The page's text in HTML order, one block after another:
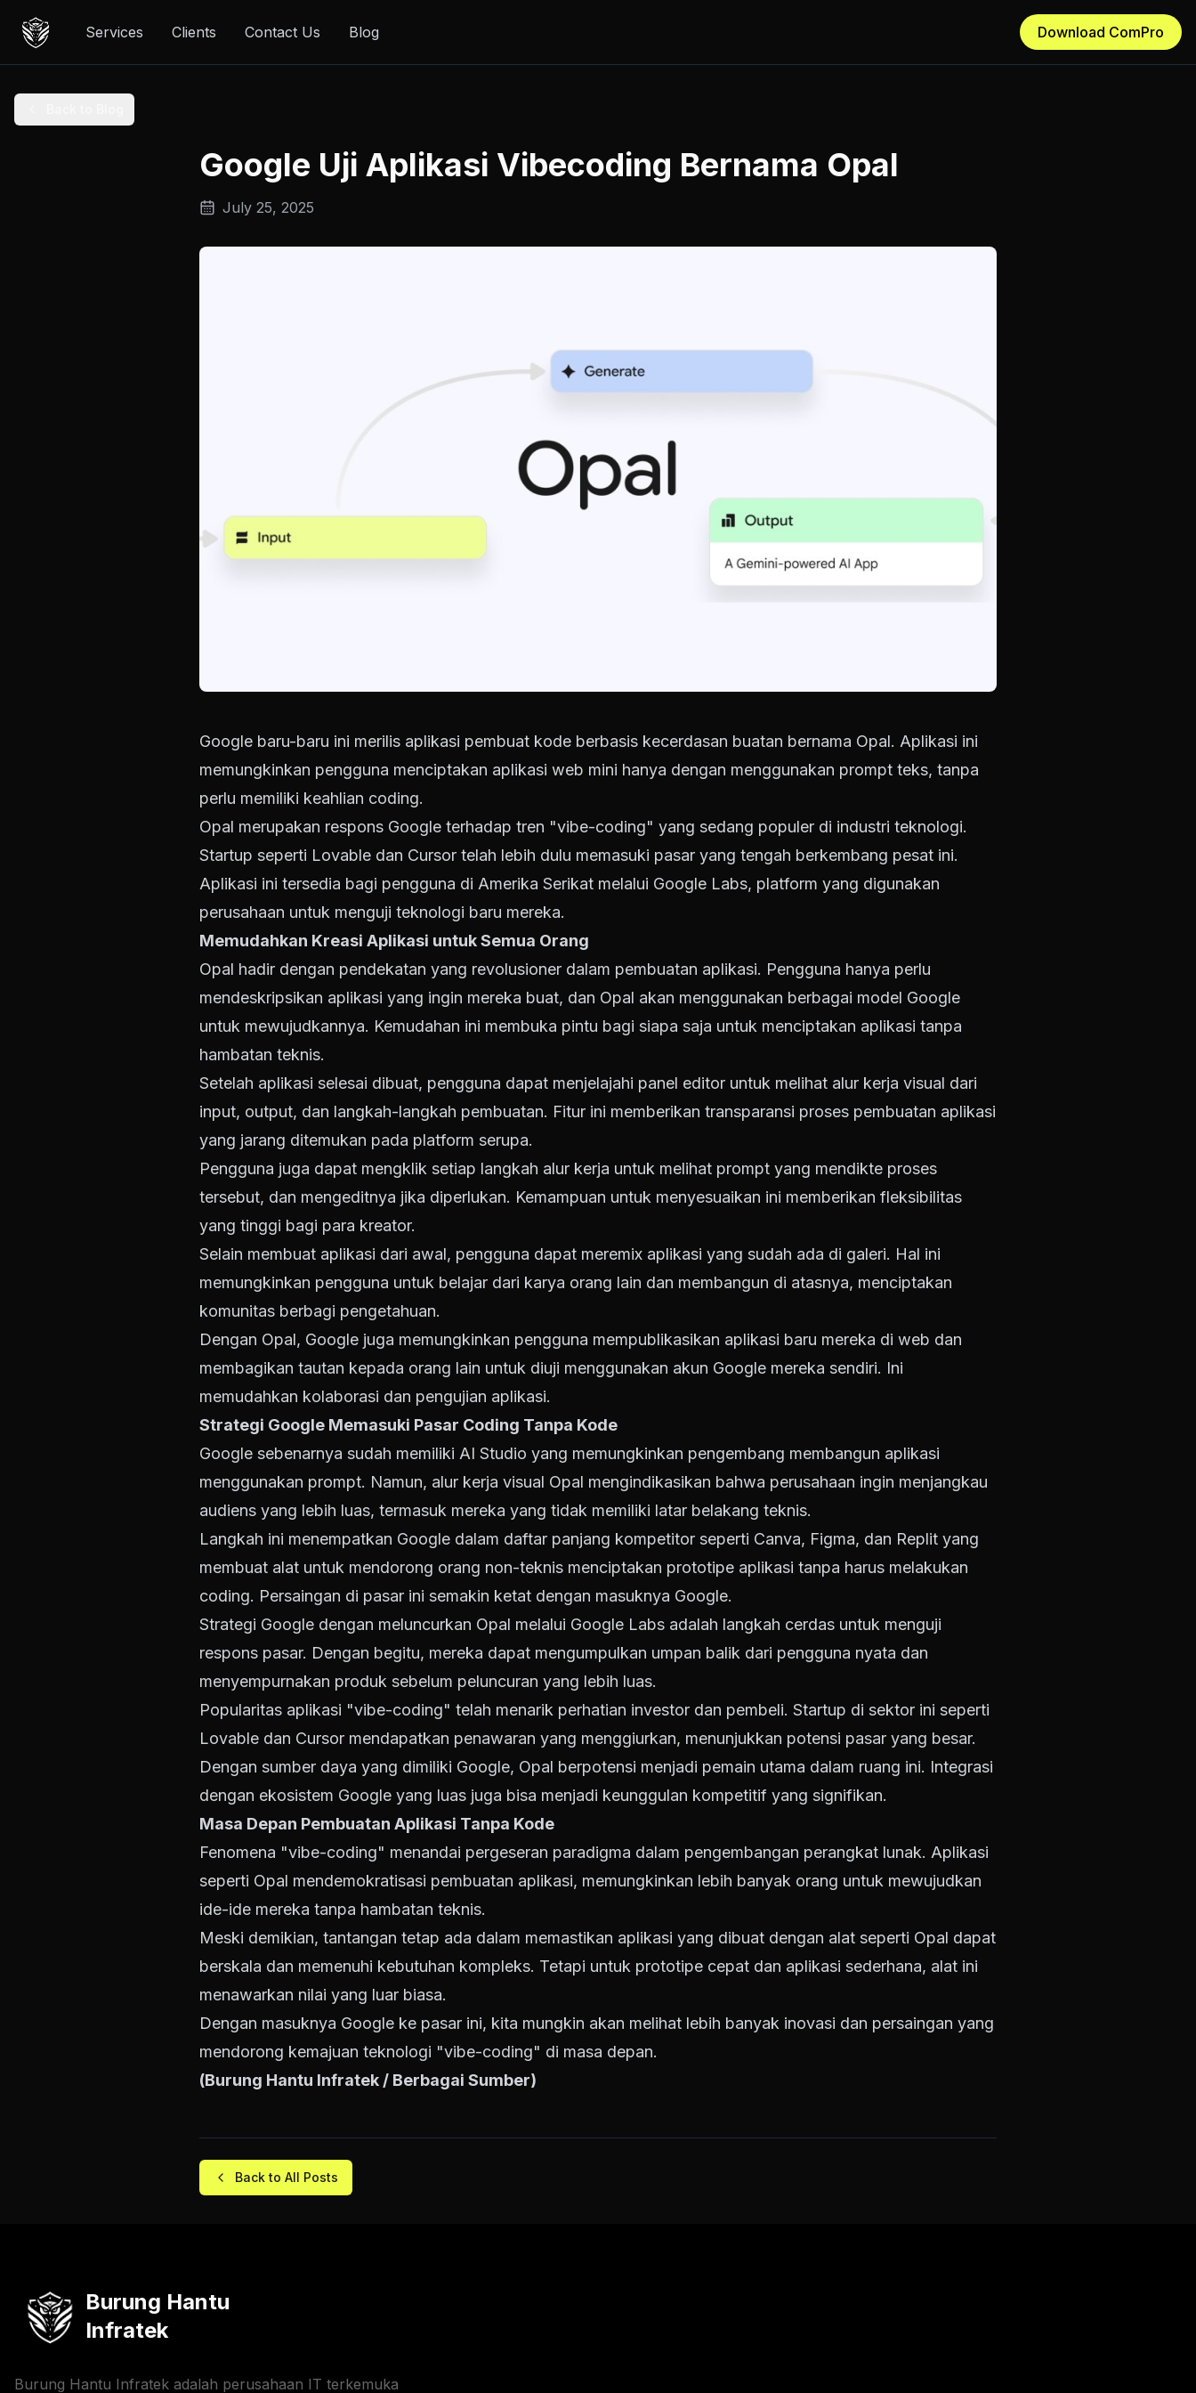
Services Clients Contact Us Blog Download ComPro
Google Uji Aplikasi Vibecoding Bernama Opal
July 25, 2025
Google baru-baru ini merilis aplikasi pembuat kode berbasis kecerdasan buatan bernama Opal. Aplikasi ini
memungkinkan pengguna menciptakan aplikasi web mini hanya dengan menggunakan prompt teks, tanpa
perlu memiliki keahlian coding.
Opal merupakan respons Google terhadap tren "vibe-coding" yang sedang populer di industri teknologi.
Startup seperti Lovable dan Cursor telah lebih dulu memasuki pasar yang tengah berkembang pesat ini.
Aplikasi ini tersedia bagi pengguna di Amerika Serikat melalui Google Labs, platform yang digunakan
perusahaan untuk menguji teknologi baru mereka.
Memudahkan Kreasi Aplikasi untuk Semua Orang
Opal hadir dengan pendekatan yang revolusioner dalam pembuatan aplikasi. Pengguna hanya perlu
mendeskripsikan aplikasi yang ingin mereka buat, dan Opal akan menggunakan berbagai model Google
untuk mewujudkannya. Kemudahan ini membuka pintu bagi siapa saja untuk menciptakan aplikasi tanpa
hambatan teknis.
Setelah aplikasi selesai dibuat, pengguna dapat menjelajahi panel editor untuk melihat alur kerja visual dari
input, output, dan langkah-langkah pembuatan. Fitur ini memberikan transparansi proses pembuatan aplikasi
yang jarang ditemukan pada platform serupa.
Pengguna juga dapat mengklik setiap langkah alur kerja untuk melihat prompt yang mendikte proses
tersebut, dan mengeditnya jika diperlukan. Kemampuan untuk menyesuaikan ini memberikan fleksibilitas
yang tinggi bagi para kreator.
Selain membuat aplikasi dari awal, pengguna dapat meremix aplikasi yang sudah ada di galeri. Hal ini
memungkinkan pengguna untuk belajar dari karya orang lain dan membangun di atasnya, menciptakan
komunitas berbagi pengetahuan.
Dengan Opal, Google juga memungkinkan pengguna mempublikasikan aplikasi baru mereka di web dan
membagikan tautan kepada orang lain untuk diuji menggunakan akun Google mereka sendiri. Ini
memudahkan kolaborasi dan pengujian aplikasi.
Strategi Google Memasuki Pasar Coding Tanpa Kode
Google sebenarnya sudah memiliki AI Studio yang memungkinkan pengembang membangun aplikasi
menggunakan prompt. Namun, alur kerja visual Opal mengindikasikan bahwa perusahaan ingin menjangkau
audiens yang lebih luas, termasuk mereka yang tidak memiliki latar belakang teknis.
Langkah ini menempatkan Google dalam daftar panjang kompetitor seperti Canva, Figma, dan Replit yang
membuat alat untuk mendorong orang non-teknis menciptakan prototipe aplikasi tanpa harus melakukan
coding. Persaingan di pasar ini semakin ketat dengan masuknya Google.
Strategi Google dengan meluncurkan Opal melalui Google Labs adalah langkah cerdas untuk menguji
respons pasar. Dengan begitu, mereka dapat mengumpulkan umpan balik dari pengguna nyata dan
menyempurnakan produk sebelum peluncuran yang lebih luas.
Popularitas aplikasi "vibe-coding" telah menarik perhatian investor dan pembeli. Startup di sektor ini seperti
Lovable dan Cursor mendapatkan penawaran yang menggiurkan, menunjukkan potensi pasar yang besar.
Dengan sumber daya yang dimiliki Google, Opal berpotensi menjadi pemain utama dalam ruang ini. Integrasi
dengan ekosistem Google yang luas juga bisa menjadi keunggulan kompetitif yang signifikan.
Masa Depan Pembuatan Aplikasi Tanpa Kode
Fenomena "vibe-coding" menandai pergeseran paradigma dalam pengembangan perangkat lunak. Aplikasi
seperti Opal mendemokratisasi pembuatan aplikasi, memungkinkan lebih banyak orang untuk mewujudkan
ide-ide mereka tanpa hambatan teknis.
Meski demikian, tantangan tetap ada dalam memastikan aplikasi yang dibuat dengan alat seperti Opal dapat
berskala dan memenuhi kebutuhan kompleks. Tetapi untuk prototipe cepat dan aplikasi sederhana, alat ini
menawarkan nilai yang luar biasa.
Dengan masuknya Google ke pasar ini, kita mungkin akan melihat lebih banyak inovasi dan persaingan yang
mendorong kemajuan teknologi "vibe-coding" di masa depan.
(Burung Hantu Infratek / Berbagai Sumber)
Back to All Posts
Burung Hantu
Infratek
Burung Hantu Infratek adalah perusahaan IT terkemuka